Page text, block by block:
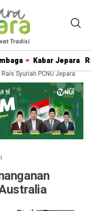
Kabar Jepara
Syuriah PCNU Jepara